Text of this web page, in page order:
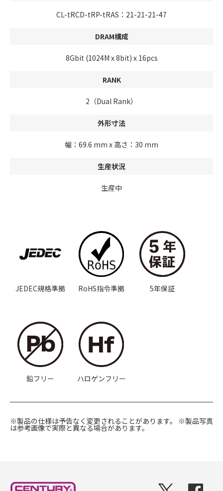
CL-tRCD-tRP-tRAS：21-21-21-47
DRAM構成
8Gbit (1024M x 8bit) x 16pcs
RANK
2（Dual Rank）
外形寸法
幅：69.6 mm x 高さ：30 mm
生産状況
生産中
JEDEC規格準拠 RoHS指令準拠 5年保証
鉛フリー ハロゲンフリー
※製品の仕様は予告なく変更されることがあります。 ※製品写真
は参考画像で実際と異なる場合があります。